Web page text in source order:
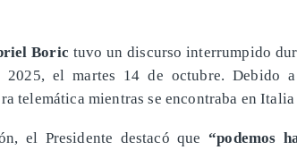
Boric tuvo un discurso interrumpido
2025, el martes 14 de octubre. Debido
telemática mientras se encontraba en
el Presidente destacó que“podemos